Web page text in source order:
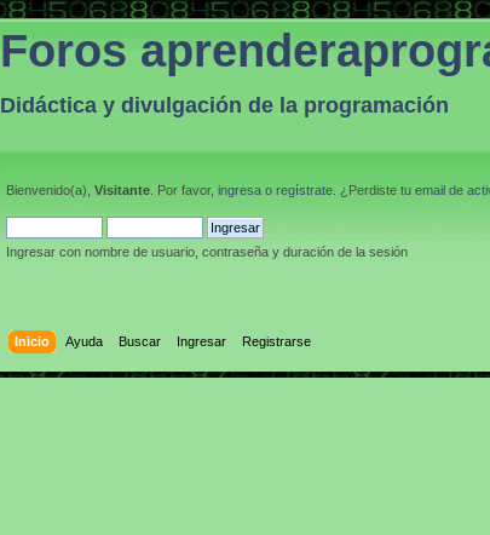
Foros
Didáctica y divulgación de la programación
Bienvenido(a), Visitante . Por favor, ingresa o regístrate . ¿Perdiste tu email de
Ingresar con nombre de usuario, contraseña y duración de la sesión
Inicio Ayuda Buscar Ingresar Registrarse